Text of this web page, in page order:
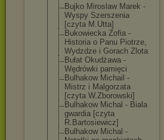
Bujko Miroslaw Marek -
Wyspy Szerszenia
[czyta M.Utta]
Bukowiecka Zofia -
Historia o Panu Piotrze,
Wydzdze i Gorach Zlota
Bułat Okudżawa -
Wędrówki pamięci
Bulhakow Michail -
Mistrz i Malgorzata
[czyta W.Zborowski]
Bulhakow Michal - Biala
gwardia [czyta
R.Bartosiewicz]
Bulhakow Michal -